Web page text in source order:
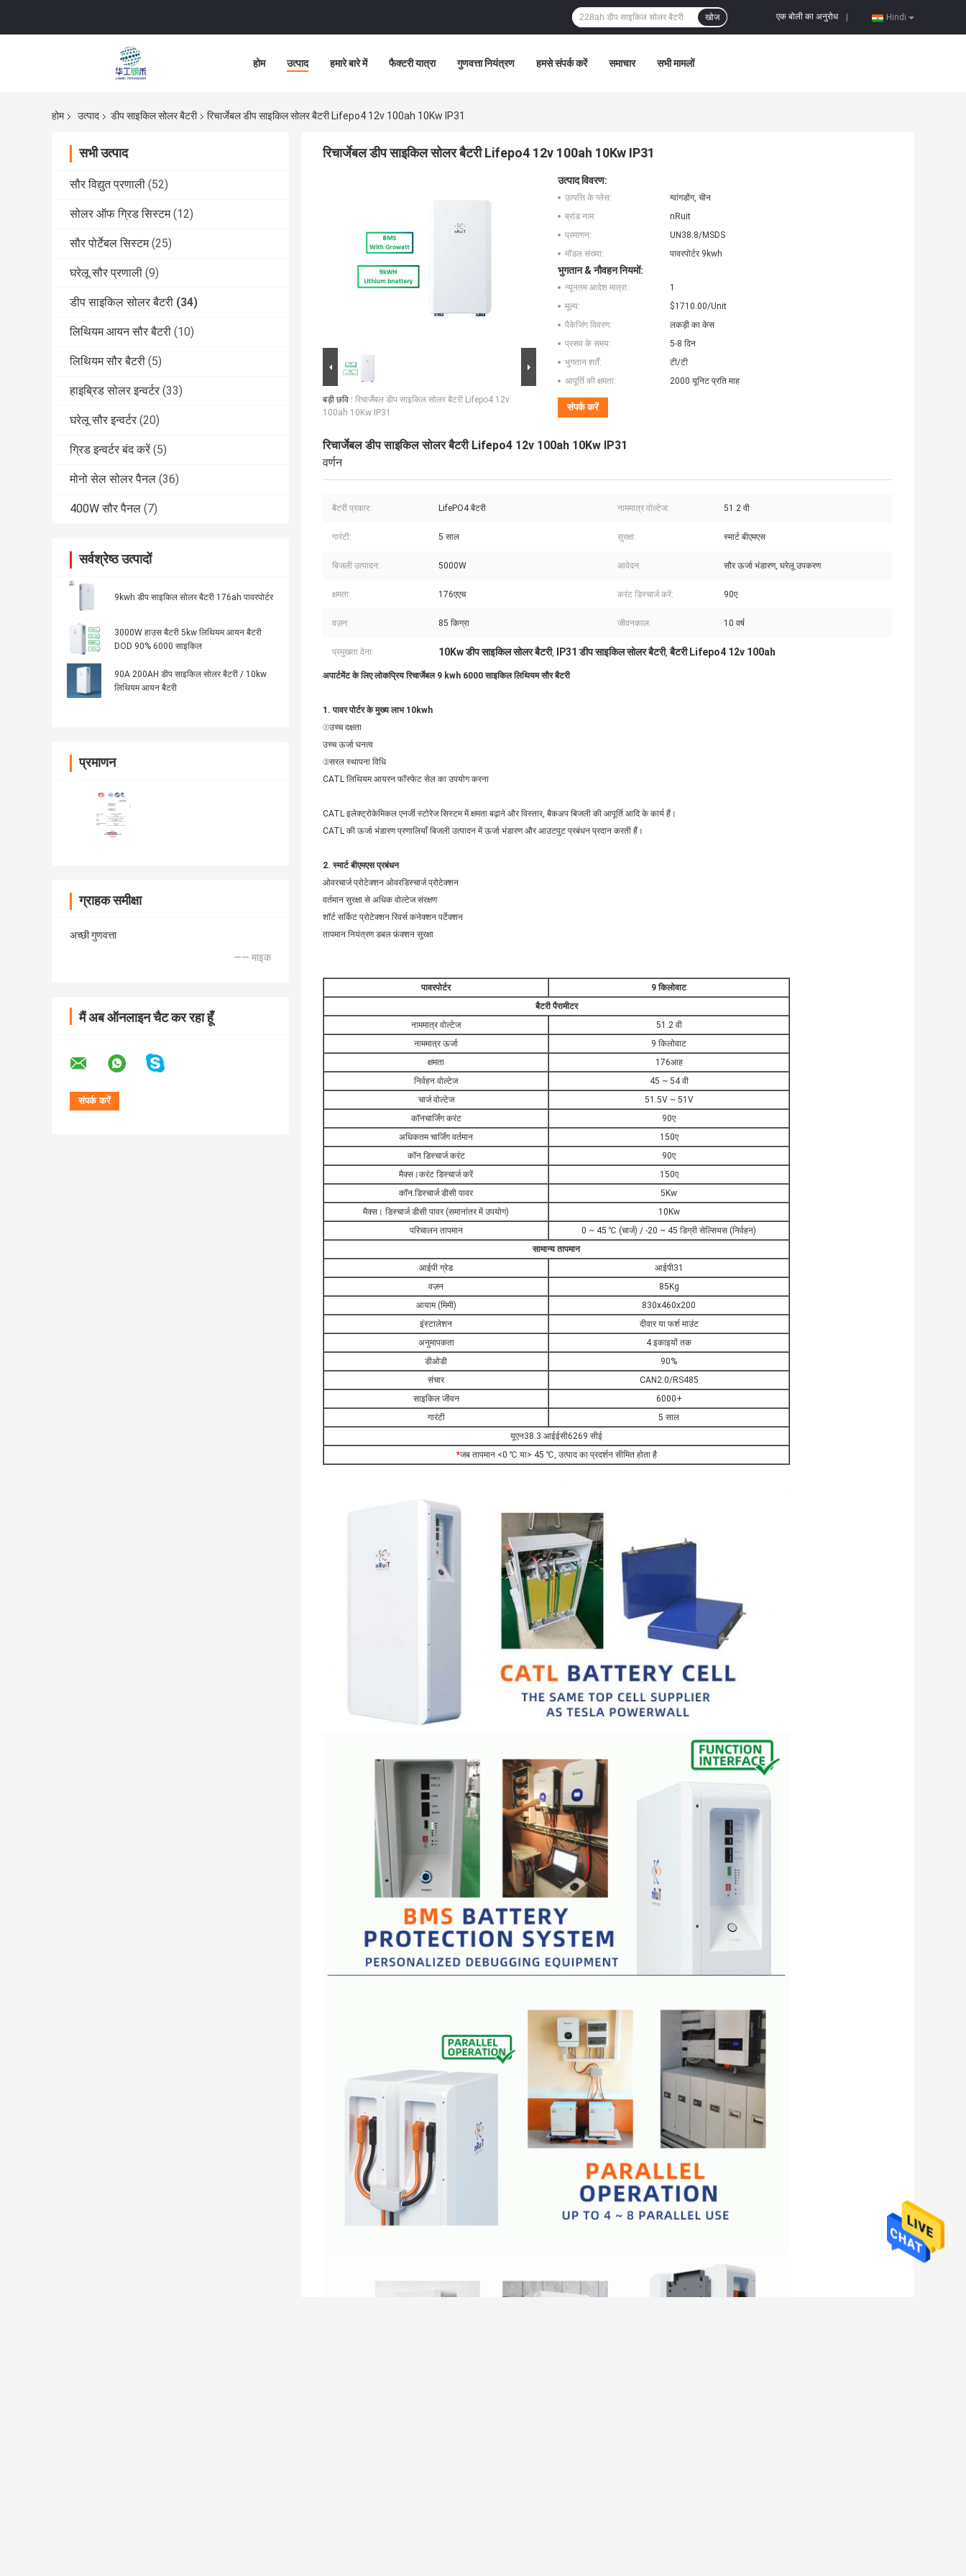
Hindi
एक बोली का अनुरोध
खोज
होम उत्पाद हमारे बारे में फैक्टरी यात्रा गुणवत्ता नियंत्रण हमसे संपर्क करें समाचार सभी मामलों
होम उत्पाद डीप साइकिल सोलर बैटरी रिचार्जेबल डीप साइकिल सोलर बैटरी Lifepo4 12v 100ah 10Kw IP31
सभी उत्पाद
सौर विद्युत प्रणाली (52)
सोलर ऑफ ग्रिड सिस्टम (12)
सौर पोर्टेबल सिस्टम (25)
घरेलू सौर प्रणाली (9)
डीप साइकिल सोलर बैटरी (34)
लिथियम आयन सौर बैटरी (10)
लिथियम सौर बैटरी (5)
हाइब्रिड सोलर इन्वर्टर (33)
घरेलू सौर इन्वर्टर (20)
ग्रिड इन्वर्टर बंद करें (5)
मोनो सेल सोलर पैनल (36)
400W सौर पैनल (7)
सर्वश्रेष्ठ उत्पादों
9kwh डीप साइकिल सोलर बैटरी 176ah पावरपोर्टर
3000W हाउस बैटरी 5kw लिथियम आयन बैटरी
DOD 90% 6000 साइकिल
90A 200AH डीप साइकिल सोलर बैटरी / 10kw
लिथियम आयन बैटरी
प्रमाणन
ग्राहक समीक्षा
अच्छी गुणवत्ता
—— माइक
मैं अब ऑनलाइन चैट कर रहा हूँ
रिचार्जेबल डीप साइकिल सोलर बैटरी Lifepo4 12v 100ah 10Kw IP31
बड़ी छवि : रिचार्जेबल डीप साइकिल सोलर बैटरी Lifepo4 12v
100ah 10Kw IP31
उत्पाद विवरण:
उत्पत्ति के प्लेस:
ग्वांगडोंग, चीन
ब्रांड नाम:
nRuit
प्रमाणन:
UN38.8/MSDS
मॉडल संख्या:
पावरपोर्टर 9kwh
भुगतान & नौवहन नियमों:
न्यूनतम आदेश मात्रा:
1
मूल्य:
$1710.00/Unit
पैकेजिंग विवरण:
लकड़ी का केस
प्रसव के समय:
5-8 दिन
भुगतान शर्तें:
टी/टी
आपूर्ति की क्षमता:
2000 यूनिट प्रति माह
संपर्क करें
रिचार्जेबल डीप साइकिल सोलर बैटरी Lifepo4 12v 100ah 10Kw IP31
वर्णन
बैटरी प्रकार: LifePO4 बैटरी नाममात्र वोल्टेज: 51.2 वी
गारंटी: 5 साल सुरक्षा: स्मार्ट बीएमएस
बिजली उत्पादन: 5000W आवेदन: सौर ऊर्जा भंडारण, घरेलू उपकरण
क्षमता: 176एएच करंट डिस्चार्ज करें: 90ए
वज़न: 85 किग्रा जीवनकाल: 10 वर्ष
प्रमुखता देना: 10Kw डीप साइकिल सोलर बैटरी, IP31 डीप साइकिल सोलर बैटरी,बैटरी Lifepo4 12v 100ah
अपार्टमेंट के लिए लोकप्रिय रिचार्जेबल 9 kwh 6000 साइकिल लिथियम सौर बैटरी
1. पावर पोर्टर के मुख्य लाभ 10kwh
①उच्च दक्षता
उच्चऊर्जा घनत्व
③सरल स्थापना विधि
CATL लिथियम आयरन फॉस्फेट सेल का उपयोग करना
CATL इलेक्ट्रोकेमिकल एनर्जी स्टोरेज सिस्टम में क्षमता बढ़ाने और विस्तार, बैकअप बिजली की आपूर्ति आदि के कार्य हैं।
CATL की ऊर्जा भंडारण प्रणालियाँ बिजली उत्पादन में ऊर्जा भंडारण और आउटपुट प्रबंधन प्रदान करती हैं।
2. स्मार्ट बीएमएस प्रबंधन
ओवरचार्ज प्रोटेक्शन ओवरडिस्चार्ज प्रोटेक्शन
वर्तमान सुरक्षा से अधिक वोल्टेज संरक्षण
शॉर्ट सर्किट प्रोटेक्शन रिवर्स कनेक्शन पर्टेक्शन
तापमान नियंत्रण डबल फ़ंक्शन सुरक्षा
पावरपोर्टर
9 किलोवाट
बैटरी पैरामीटर
नाममात्र वोल्टेज
51.2 वी
नाममात्र ऊर्जा
9 किलोवाट
क्षमता
176आह
निर्वहन वोल्टेज
45 ~ 54 वी
चार्ज वोल्टेज
51.5V ~ 51V
कॉनचार्जिंग करंट
90ए
अधिकतम चार्जिंग वर्तमान
150ए
कॉन.डिस्चार्ज करंट
90ए
मैक्स।करंट डिस्चार्ज करें
150ए
कॉन.डिस्चार्ज डीसी पावर
5Kw
मैक्स। डिस्चार्ज डीसी पावर (समानांतर में उपयोग)
10Kw
परिचालन तापमान
0 ~ 45 ℃ (चार्ज) / -20 ~ 45 डिग्री सेल्सियस (निर्वहन)
सामान्य तापमान
आईपी ​​ग्रेड
आईपी31
वज़न
85Kg
आयाम (मिमी)
830x460x200
इंस्टालेशन
दीवार या फर्श माउंट
अनुमापकता
4 इकाइयों तक
डीओडी
90%
संचार
CAN2.0/RS485
साइकिल जीवन
6000+
गारंटी
5 साल
यूएन38.3 आईईसी6269 सीई
*जब तापमान <0 ℃ या> 45 ℃, उत्पाद का प्रदर्शन सीमित होता है